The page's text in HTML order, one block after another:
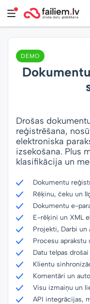
DEMO
Drošas
reģistrēšana,
elektroniska
izsekošana. Plus
klasifikācija un
Dokumentu
Rēķinu, čeku un
Dokumentu e-
E-rēķini un XML
Projekti, Darbi un
Procesu
Datu telpas
Klientu
Komentāri un
Visu izmaiņu un
API integrācijas,